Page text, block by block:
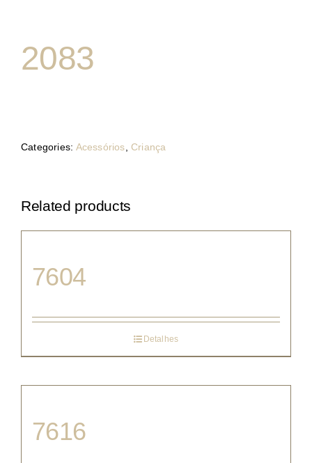
2083
Categories: Acessórios,Criança
Related products
7604
Detalhes
7616